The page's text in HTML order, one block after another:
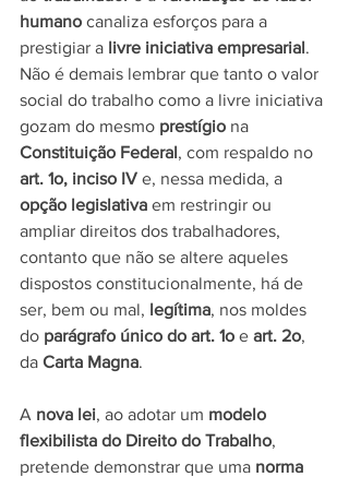
humano canaliza esforços para a
prestigiar a livre iniciativa empresarial.
Não é demais lembrar que tanto o valor
social do trabalho como a livre iniciativa
gozam do mesmo prestígio na
Constituição Federal, com respaldo no
art. 1o, inciso IV e, nessa medida, a
opção legislativa em restringir ou
ampliar direitos dos trabalhadores,
contanto que não se altere aqueles
dispostos constitucionalmente, há de
ser, bem ou mal, legítima, nos moldes
do parágrafo único do art. 1o e art. 2o,
da Carta Magna.
A nova lei, ao adotar um modelo
flexibilista do Direito do Trabalho,
pretende demonstrar que uma norma